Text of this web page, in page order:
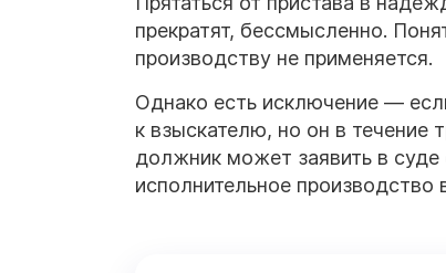
прекратят, бессмысленно.
производству не применяется.
Однако есть исключение —
к взыскателю, но он в течение
должник может заявить в суде
исполнительное производство